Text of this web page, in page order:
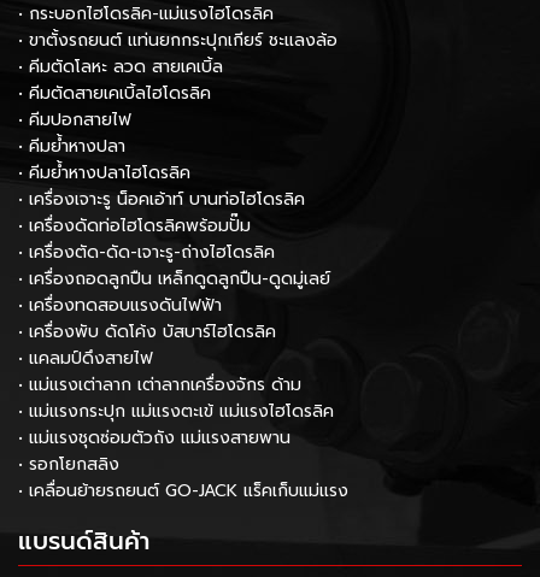
• กระบอกไฮโดรลิค-แม่แรงไฮโดรลิค
• ขาตั้งรถยนต์ แท่นยกกระปุกเกียร์ ชะแลงล้อ
• คีมตัดโลหะ ลวด สายเคเบิ้ล
• คีมตัดสายเคเบิ้ลไฮโดรลิค
• คีมปอกสายไฟ
• คีมย้ำหางปลา
• คีมย้ำหางปลาไฮโดรลิค
• เครื่องเจาะรู น็อคเอ้าท์ บานท่อไฮโดรลิค
• เครื่องดัดท่อไฮโดรลิคพร้อมปั๊ม
• เครื่องตัด-ดัด-เจาะรู-ถ่างไฮโดรลิค
• เครื่องถอดลูกปืน เหล็กดูดลูกปืน-ดูดมู่เลย์
• เครื่องทดสอบแรงดันไฟฟ้า
• เครื่องพับ ดัดโค้ง บัสบาร์ไฮโดรลิค
• แคลมป์ดึงสายไฟ
• แม่แรงเต่าลาก เต่าลากเครื่องจักร ด้าม
• แม่แรงกระปุก แม่แรงตะเข้ แม่แรงไฮโดรลิค
• แม่แรงชุดซ่อมตัวถัง แม่แรงสายพาน
• รอกโยกสลิง
• เคลื่อนย้ายรถยนต์ GO-JACK แร็คเก็บแม่แรง
แบรนด์สินค้า